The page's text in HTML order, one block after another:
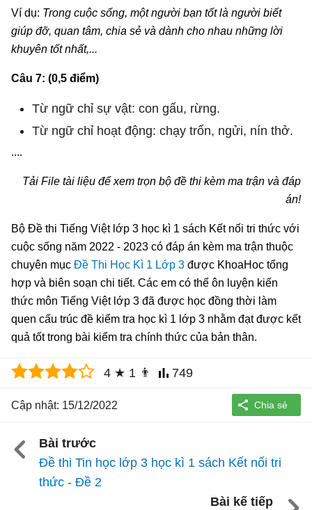
Ví dụ: Trong cuộc sống, một người bạn tốt là người biết
giúp đỡ, quan tâm, chia sẻ và dành cho nhau những lời
khuyên tốt nhất,...
Câu 7: (0,5 điểm)
Từ ngữ chỉ sự vật: con gấu, rừng.
Từ ngữ chỉ hoạt động: chạy trốn, ngửi, nín thở.
....
Tải File tài liệu để xem trọn bộ đề thi kèm ma trận và đáp
án!
Bộ Đề thi Tiếng Việt lớp 3 học kì 1 sách Kết nối tri thức với
cuộc sống năm 2022 - 2023 có đáp án kèm ma trận thuộc
chuyên mục Đề Thi Học Kì 1 Lớp 3 được KhoaHoc tổng
hợp và biên soạn chi tiết. Các em có thể ôn luyện kiến
thức môn Tiếng Việt lớp 3 đã được học đồng thời làm
quen cấu trúc đề kiểm tra học kì 1 lớp 3 nhằm đạt được kết
quả tốt trong bài kiểm tra chính thức của bản thân.
4 ★ 1 👨 749
Cập nhật: 15/12/2022
Bài trước
Đề thi Tin học lớp 3 học kì 1 sách Kết nối tri
thức - Đề 2
Bài kế tiếp